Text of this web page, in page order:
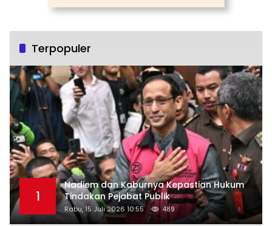
Terpopuler
1
Nadiem dan Kaburnya Kepastian Hukum
Tindakan Pejabat Publik
Rabu, 15 Juli 2026 10:55 489